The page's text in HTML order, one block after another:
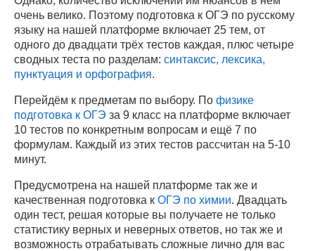
очень велико. Поэтому подготовка к ОГЭ по русскому
языку на нашей платформе включает 25 тем, от
одного до двадцати трёх тестов каждая, плюс четыре
сводных теста по разделам: синтаксис, лексика,
пунктуация и орфография.
Перейдём к предметам по выбору. По физике
подготовка к ОГЭ за 9 класс на платформе включает
10 тестов по конкретным вопросам и ещё 7 по
формулам. Каждый из этих тестов рассчитан на 5-10
минут.
Предусмотрена на нашей платформе так же и
качественная подготовка к ОГЭ по химии. Двадцать
один тест, решая которые вы получаете не только
статистику верных и неверных ответов, но так же и
возможность отрабатывать сложные лично для вас